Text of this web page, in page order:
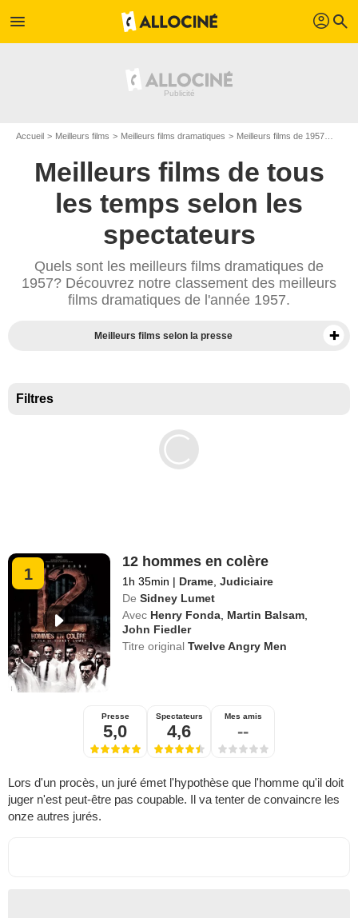
menu profil search
Accueil Meilleurs films Meilleurs films dramatiques Meilleurs films de 1957
Meilleurs films de tous
les temps selon les
spectateurs
Quels sont les meilleurs films dramatiques de
1957? Découvrez notre classement des meilleurs
films dramatiques de l'année 1957.
Meilleurs films selon la presse
Filtres
1
12 hommes en colère
1h 35min | Drame ,Judiciaire
De Sidney Lumet
Avec Henry Fonda Martin Balsam
John Fiedler
Titre originalTwelve Angry Men
Presse
5,0
Spectateurs
4,6
Mes amis
--
Lors d'un procès, un juré émet l'hypothèse que l'homme qu'il doit
juger n'est peut-être pas coupable. Il va tenter de convaincre les
onze autres jurés.